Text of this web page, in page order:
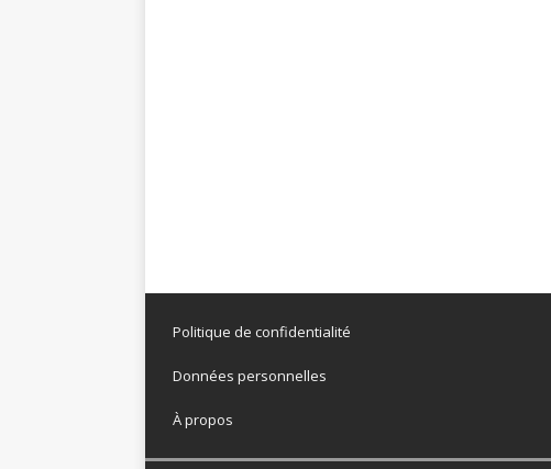
Politique de confidentialité
Données personnelles
À propos